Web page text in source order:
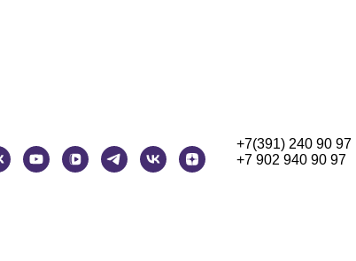
+7(391) 240 90 97
+7 902 940 90 97